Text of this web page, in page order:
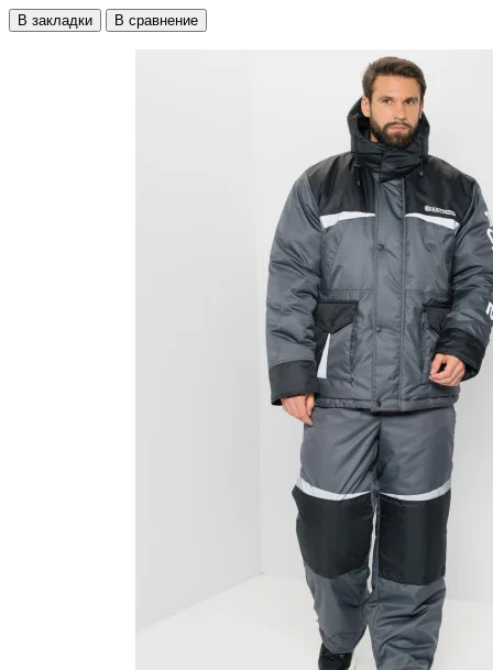
В закладки В сравнение